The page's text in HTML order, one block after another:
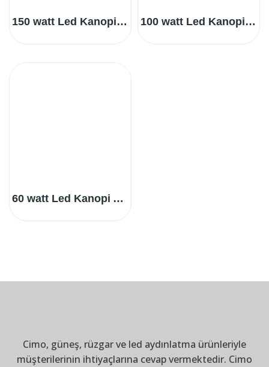
150 watt Led Kanopi Aydınlatma 100 watt Led Kanopi Aydınlatma
60 watt Led Kanopi Aydınlatma
Cimo, güneş, rüzgar ve led aydınlatma ürünleriyle
müşterilerinin ihtiyaçlarına cevap vermektedir. Cimo